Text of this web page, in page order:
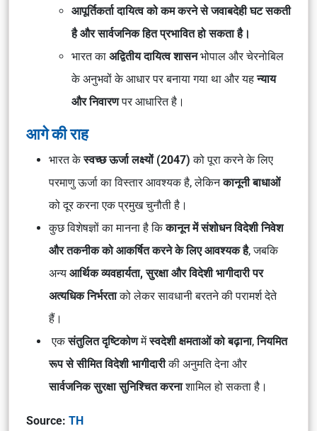
आपूर्तिकर्ता दायित्व को कम करने से जवाबदेही घट सकती
है और सार्वजनिक हित प्रभावित हो सकता है।
भारत का अद्वितीय दायित्व शासनभोपाल और चेरनोबिल
के अनुभवों के आधार पर बनाया गया था और यहन्याय
और निवारणपर आधारित है।
आगे की राह
भारत केस्वच्छ ऊर्जा लक्ष्यों (2047) को पूरा करने के लिए
परमाणु ऊर्जा का विस्तार आवश्यक है, लेकिनकानूनी बाधाओं
को दूर करना एक प्रमुख चुनौती है।
कुछ विशेषज्ञों का मानना है किकानून में संशोधन विदेशी निवेश
और तकनीक को आकर्षित करने के लिए आवश्यक है, जबकि
अन्य आर्थिक व्यवहार्यता, सुरक्षा और विदेशी भागीदारी पर
अत्यधिक निर्भरताको लेकर सावधानी बरतने की परामर्श देते
हैं।
एकसंतुलित दृष्टिकोणमेंस्वदेशी क्षमताओं को बढ़ाना,नियमित
रूप से सीमित विदेशी भागीदारीकी अनुमति देना और
सार्वजनिक सुरक्षा सुनिश्चित करनाशामिल हो सकता है।
Source: TH